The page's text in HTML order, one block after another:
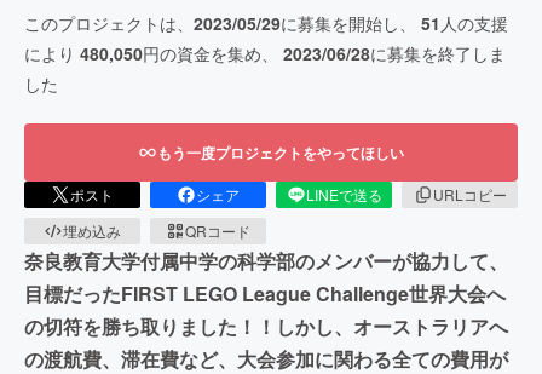
このプロジェクトは、 2023/05/29に募集を開始し、 51 人の支援
により 480,050円の資金を集め、 2023/06/28に募集を終了しま
した
もう一度プロジェクトをやってほしい
ポスト シェア LINEで送る
URLコピー
埋め込み
QRコード
奈良教育大学付属中学の科学部のメンバーが協力して、
目標だったFIRST LEGO League Challenge世界大会へ
の切符を勝ち取りました！！しかし、オーストラリアへ
の渡航費、滞在費など、大会参加に関わる全ての費用が